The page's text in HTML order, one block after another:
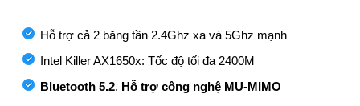
Hỗ trợ cả 2 băng tần 2.4Ghz xa và 5Ghz mạnh
Intel Killer AX1650x: Tốc độ tối đa 2400M
Bluetooth 5.2. Hỗ trợ công nghệ MU-MIMO